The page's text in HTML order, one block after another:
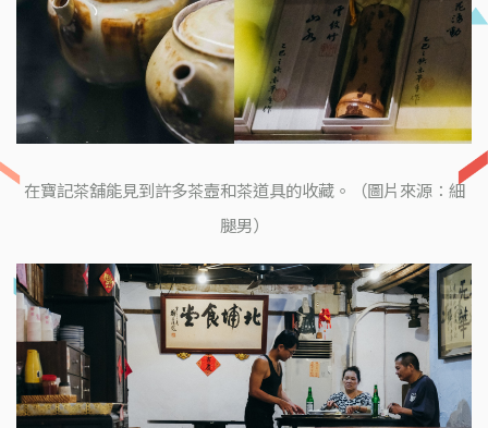
在寶記茶舖能見到許多茶壼和茶道具的收藏。（圖片來源：細
腿男）